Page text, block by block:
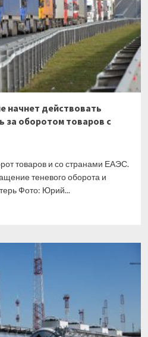
начнет действовать
за оборотом товаров с
товаров и со странами ЕАЭС.
теневого оборота и
Фото: Юрий...